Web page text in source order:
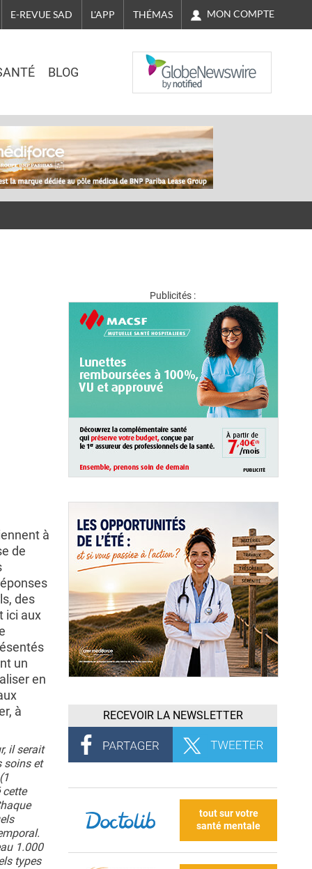
E-REVUE SAD L'APP THÉMAS MON COMPTE
BLOG
NASDAQ
à
de
des
ici aux
un
en
à
il serait
soins et
cette
1.000
types
Publicités :
RECEVOIR LA NEWSLETTER
tout sur votre
santé mentale